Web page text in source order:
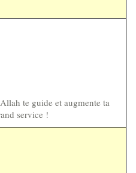
te guide et augmente ta
service !